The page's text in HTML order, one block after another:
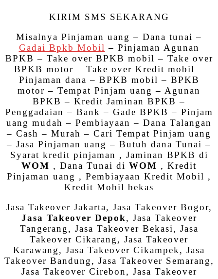
KIRIM SMS SEKARANG
Misalnya Pinjaman uang – Dana tunai –
Gadai Bpkb Mobil – Pinjaman Agunan
BPKB – Take over BPKB mobil – Take over
BPKB motor – Take over Kredit mobil –
Pinjaman dana – BPKB mobil – BPKB
motor – Tempat Pinjam uang – Agunan
BPKB – Kredit Jaminan BPKB –
Penggadaian – Bank – Gade BPKB – Pinjam
uang mudah – Pembiayaan – Dana Talangan
– Cash – Murah – Cari Tempat Pinjam uang
– Jasa Pinjaman uang – Butuh dana Tunai –
Syarat kredit pinjaman , Jaminan BPKB di
WOM , Dana Tunai di WOM , Kredit
Pinjaman uang , Pembiayaan Kredit Mobil ,
Kredit Mobil bekas
Jasa Takeover Jakarta, Jasa Takeover Bogor,
Jasa Takeover Depok, Jasa Takeover
Tangerang, Jasa Takeover Bekasi, Jasa
Takeover Cikarang, Jasa Takeover
Karawang, Jasa Takeover Cikampek, Jasa
Takeover Bandung, Jasa Takeover Semarang,
Jasa Takeover Cirebon, Jasa Takeover